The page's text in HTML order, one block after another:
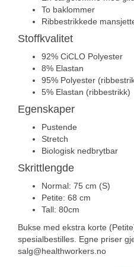
To baklommer
Ribbestrikkede
Stoffkvalitet
92% CiCLO Polyester
8% Elastan
95% Polyester
5% Elastan (ribbestrikk)
Egenskaper
Pustende
Stretch
Biologisk nedbrytbar
Skrittlengde
Normal: 75 cm (S)
Petite: 68 cm
Tall: 80cm
Bukse med ekstra korte
spesialbestilles. Egne priser
salg@healthworkers.no